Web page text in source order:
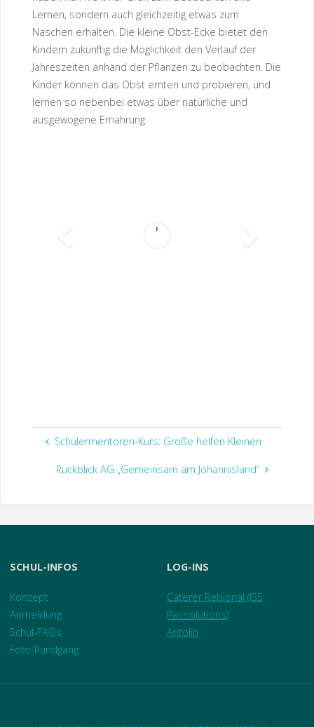
Lernen, sondern auch gleichzeitig etwas zum
Naschen erhalten. Die kleine Obst-Ecke bietet den
Kindern zukünftig die Möglichkeit den Verlauf der
Jahreszeiten anhand der Pflanzen zu beobachten. Die
Kinder können das Obst ernten und probieren, und
lernen so nebenbei etwas über natürliche und
ausgewogene Ernährung.
Schülermentoren-Kurs: Große helfen Kleinen
Rückblick AG „Gemeinsam am Johannisland“
SCHUL-INFOS
Konzept
Anmeldung
Schul-FAQs
Foto-Rundgang
LOG-INS
Caterer Rebional (ISS
Pairsolutions)
Antolin